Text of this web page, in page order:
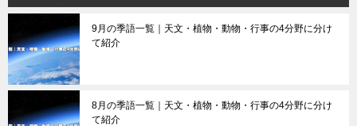
9月の季語一覧｜天文・植物・動物・行事の4分野に分け
て紹介
8月の季語一覧｜天文・植物・動物・行事の4分野に分け
て紹介